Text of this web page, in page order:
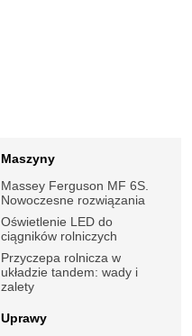
Maszyny
Massey Ferguson MF 6S.
Nowoczesne rozwiązania
Oświetlenie LED do
ciągników rolniczych
Przyczepa rolnicza w
układzie tandem: wady i
zalety
Uprawy